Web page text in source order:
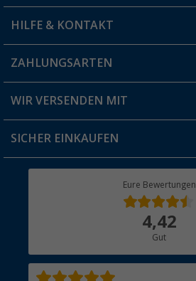
Vorteilskarte
Blog
Jobs & Karriere
HILFE & KONTAKT
FAQ & Kontakt
Versandinformationen
Rücksendung
ZAHLUNGSARTEN
WIR VERSENDEN MIT
SICHER EINKAUFEN
Eure Bewertungen
4,42
Gut